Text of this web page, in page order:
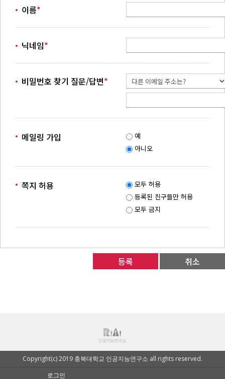
이름*
닉네임*
비밀번호 찾기 질문/답변*
메일링 가입
예
아니오
쪽지 허용
모두 허용
등록된 친구들만 허용
모두 금지
취소
Copyright(c) 2019 충북대학교 인공지능연구소 all rights reserved.
로그인